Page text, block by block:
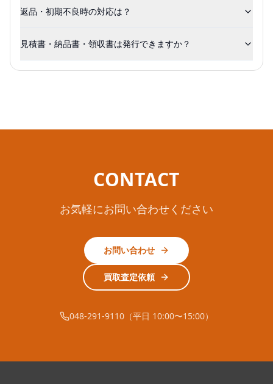
返品・初期不良時の対応は？
見積書・納品書・領収書は発行できますか？
CONTACT
お気軽にお問い合わせください
お問い合わせ
買取査定依頼
048-291-9110（平日 10:00〜15:00）